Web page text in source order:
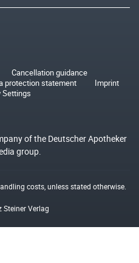
Cancellation guidance
protection statement
Imprint
Settings
of the Deutscher Apotheker
group.
costs, unless stated otherwise.
Verlag